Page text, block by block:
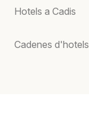
Hotels a Cadis
Cadenes d'hotels